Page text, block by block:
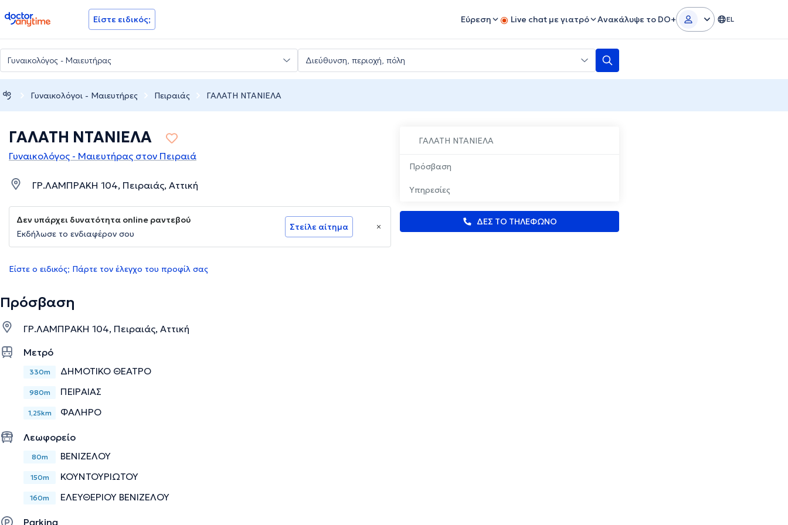
doctoranytime Είστε ειδικός; Εύρεση Live chat με γιατρό Ανακάλυψε το DO+ EL
Γυναικολόγοι - Μαιευτήρες Πειραιάς ΓΑΛΑΤΗ ΝΤΑΝΙΕΛΑ
ΓΑΛΑΤΗ ΝΤΑΝΙΕΛΑ
Πρόσβαση
Υπηρεσίες
ΔΕΣ ΤΟ ΤΗΛΕΦΩΝΟ
ΓΑΛΑΤΗ ΝΤΑΝΙΕΛΑ
Γυναικολόγος - Μαιευτήρας στον Πειραιά
ΓΡ.ΛΑΜΠΡΑΚΗ 104, Πειραιάς, Αττική
Δεν υπάρχει δυνατότητα online ραντεβού
Εκδήλωσε το ενδιαφέρον σου
Στείλε αίτημα
Είστε ο ειδικός; Πάρτε τον έλεγχο του προφίλ σας
Πρόσβαση
ΓΡ.ΛΑΜΠΡΑΚΗ 104, Πειραιάς, Αττική
Μετρό
330m ΔΗΜΟΤΙΚΟ ΘΕΑΤΡΟ
980m ΠΕΙΡΑΙΑΣ
1,25km ΦΑΛΗΡΟ
Λεωφορείο
80m ΒΕΝΙΖΕΛΟΥ
150m ΚΟΥΝΤΟΥΡΙΩΤΟΥ
160m ΕΛΕΥΘΕΡΙΟΥ ΒΕΝΙΖΕΛΟΥ
Parking